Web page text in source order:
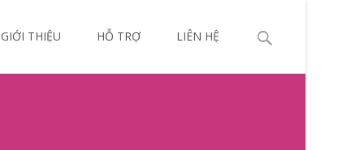
GIỚI THIỆU HỖ TRỢ LIÊN HỆ
Search